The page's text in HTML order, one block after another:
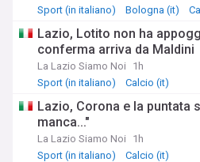
Sport (in italiano)
Bologna (it)
Lazio, Lotito non ha
conferma arriva da Maldini
La Lazio Siamo Noi
1h
Sport (in italiano)
Calcio (it)
Lazio, Corona e la puntata
manca..."
La Lazio Siamo Noi
1h
Sport (in italiano)
Calcio (it)